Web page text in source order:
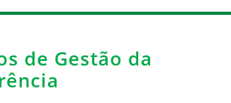
de Gestão da